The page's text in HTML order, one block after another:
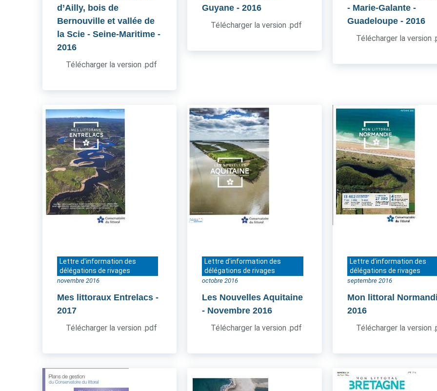
d’Ailly, bois de
Bernouville et vallée de
la Scie - Seine-Maritime -
2016
Télécharger la version .pdf
Guyane - 2016
Télécharger la version .pdf
- Marie-Galante -
Guadeloupe - 2016
Télécharger la version
Lettre d'information des
délégations de rivages
novembre 2016
Mes littoraux Entrelacs -
2017
Télécharger la version .pdf
Lettre d'information des
délégations de rivages
octobre 2016
Les Nouvelles Aquitaine
- Novembre 2016
Télécharger la version .pdf
Lettre d'information des
délégations de rivages
septembre 2016
Mon littoral
2016
Télécharger la version